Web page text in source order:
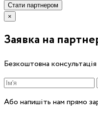
Стати партнером
×
Заявка на
Безкоштовна
Або напишіть нам прямо